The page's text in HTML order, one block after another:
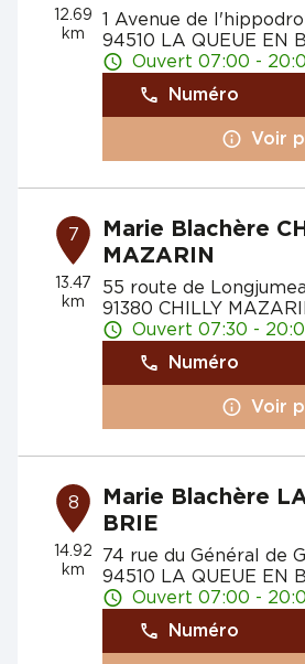
12.69
km
1 Avenue de
94510 LA QUEUE EN
Ouvert 07:00 -
Numéro
Voir
7
13.47
km
Marie Blachère
MAZARIN
55 route de
91380 CHILLY
Ouvert 07:30 -
Numéro
Voir
8
14.92
km
Marie Blachère
BRIE
74 rue du Général de
94510 LA QUEUE EN
Ouvert 07:00 -
Numéro